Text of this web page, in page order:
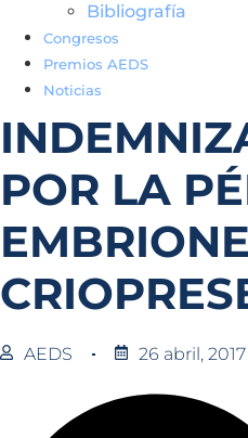
Bibliografía
Congresos
Premios AEDS
Noticias
POR LA
AEDS 26 abril, 2017